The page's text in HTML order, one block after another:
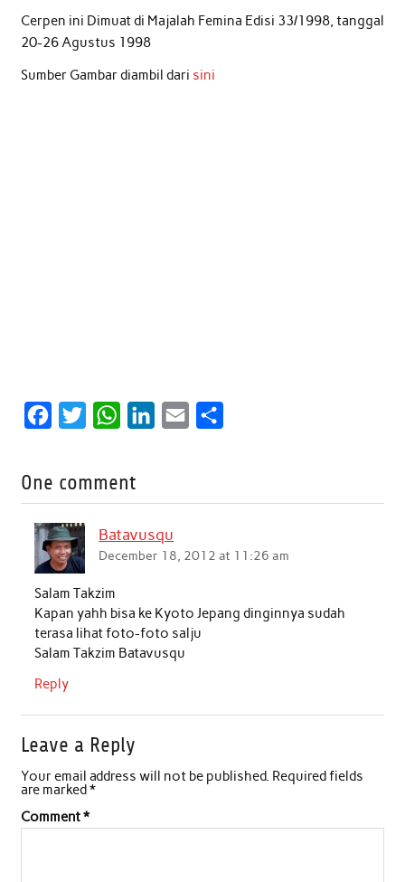
Cerpen ini Dimuat di Majalah Femina Edisi 33/1998, tanggal
20-26 Agustus 1998
Sumber Gambar diambil dari sini
b
o
o
W
A
p
d
n
One comment
Batavusqu
December 18, 2012 at 11:26 am
Salam Takzim
Kapan yahh bisa ke Kyoto Jepang dinginnya sudah
terasa lihat foto-foto salju
Salam Takzim Batavusqu
Reply
Leave a Reply
Your email address will not be published. Required fields
are marked*
Comment*